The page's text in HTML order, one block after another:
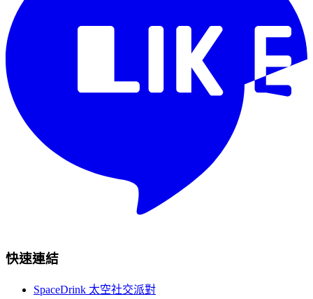
快速連結
SpaceDrink 太空社交派對